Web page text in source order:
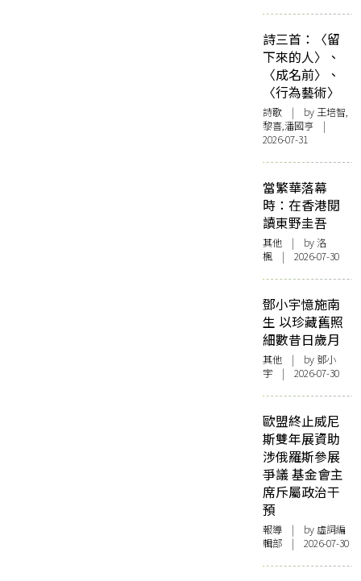
詩三首：〈留
下來的人〉、
〈成名前〉、
〈行為藝術〉
詩歌 | by 王培智,
黎喜,潘國亨 |
2026-07-31
當繁華落幕
時：在香港閱
讀東野圭吾
其他 | by洛
楓 | 2026-07-30
鄧小宇憶施南
生 以珍藏舊照
細數昔日歲月
其他 | by 鄧小
宇 | 2026-07-30
歐盟終止威尼
斯雙年展資助
涉俄羅斯參展
爭議 基金會主
席斥屬政治干
預
報導 | by 虛詞編
輯部 | 2026-07-30